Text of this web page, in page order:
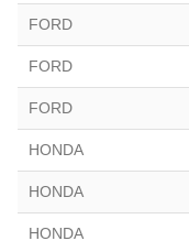
FORD
FORD
FORD
HONDA
HONDA
HONDA